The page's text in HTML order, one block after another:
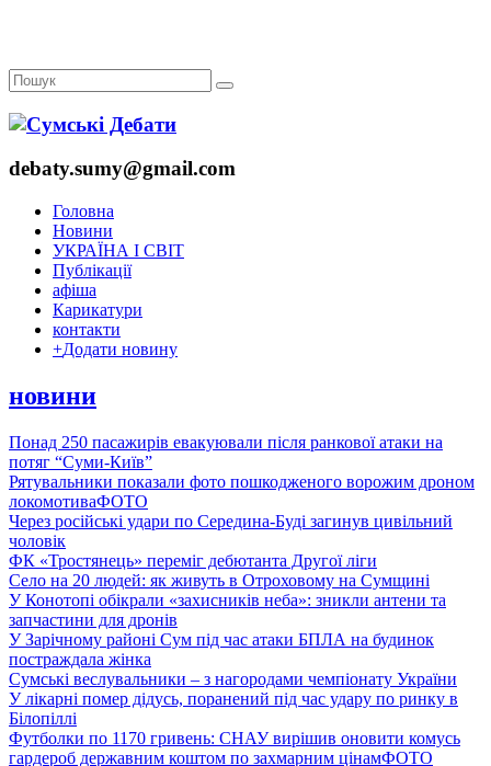
debaty.sumy@gmail.com
Головна
Новини
УКРАЇНА І СВІТ
Публікації
афіша
Карикатури
контакти
+Додати новину
новини
Понад 250 пасажирів евакуювали після ранкової атаки на
потяг “Суми-Київ”
Рятувальники показали фото пошкодженого ворожим дроном
локомотиваФОТО
Через російські удари по Середина-Буді загинув цивільний
чоловік
ФК «Тростянець» переміг дебютанта Другої ліги
Село на 20 людей: як живуть в Отроховому на Сумщині
У Конотопі обікрали «захисників неба»: зникли антени та
запчастини для дронів
У Зарічному районі Сум під час атаки БПЛА на будинок
постраждала жінка
Сумські веслувальники – з нагородами чемпіонату України
У лікарні помер дідусь, поранений під час удару по ринку в
Білопіллі
Футболки по 1170 гривень: СНАУ вирішив оновити комусь
гардероб державним коштом по захмарним цінамФОТО